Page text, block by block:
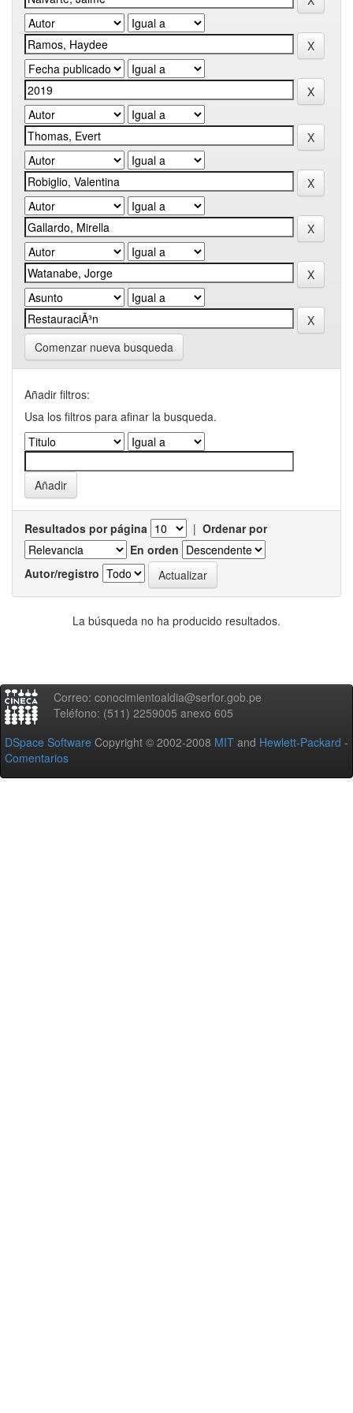
Comenzar nueva busqueda
Añadir filtros:
Usa los filtros para afinar la busqueda.
Resultados por página | Ordenar por
En orden
Autor/registro
La búsqueda no ha producido resultados.
Correo: conocimientoaldia@serfor.gob.pe
Teléfono: (511) 2259005 anexo 605
DSpace Software Copyright © 2002-2008 MIT and Hewlett-Packard -
Comentarios